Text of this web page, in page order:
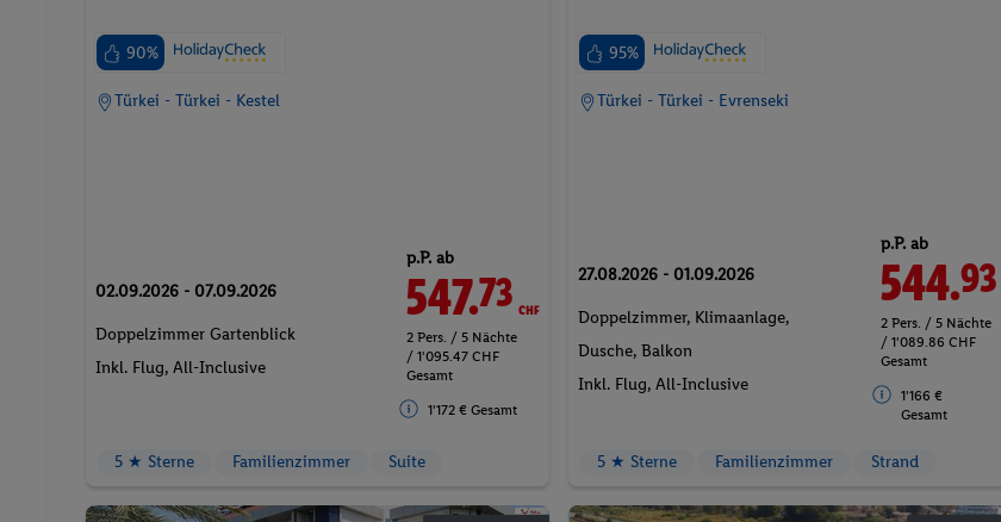
90%
Türkei - Türkei - Kestel
02.09.2026 - 07.09.2026
Doppelzimmer Gartenblick
Inkl. Flug, All-Inclusive
p.P. ab
547.73CHF
2 Pers. / 5 Nächte
/ 1'095.47 CHF
Gesamt
1'172 € Gesamt
5 ★ Sterne Familienzimmer Suite
95%
Türkei - Türkei - Evrenseki
27.08.2026 - 01.09.2026
Doppelzimmer, Klimaanlage,
Dusche, Balkon
Inkl. Flug,All-Inclusive
p.P. ab
544.93
2 Pers. / 5 Nächte
/ 1'089.86 CHF
Gesamt
1'166 €
Gesamt
5 ★ Sterne Familienzimmer Strand